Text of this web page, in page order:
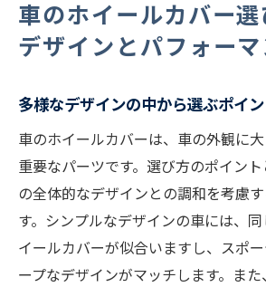
兵庫県の気候に合ったデザ
兵庫県の道路環境に適した車ホ
地形に応じたホイールカバ
四季折々の気候に対応する
安全性を重視した選定基準
都市部と郊外での使い分け
道路状況に応じた素材選び
兵庫県の特性に合わせた選
車のホイールカバー
デザインとパフォー
多様なデザインの中から選ぶポイ
車のホイールカバーは、車の外観に
重要なパーツです。選び方のポイン
の全体的なデザインとの調和を考慮
す。シンプルなデザインの車には、
イールカバーが似合いますし、スポ
ープなデザインがマッチします。ま